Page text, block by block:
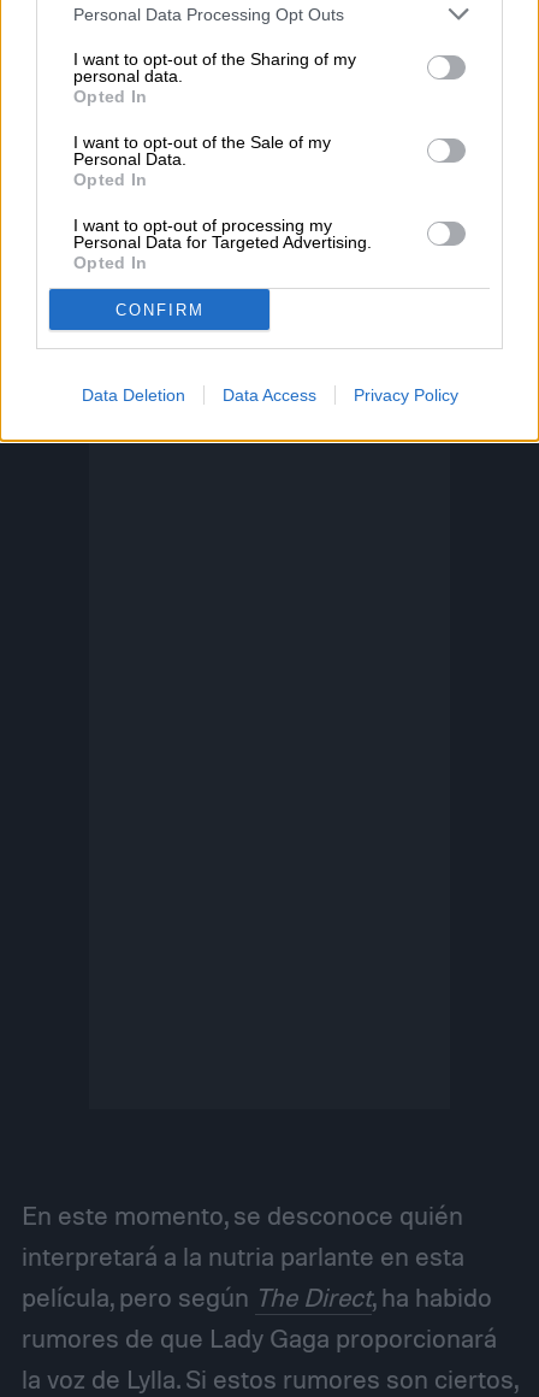
Personal Data Processing Opt Outs
I want to opt-out of the Sharing of my
personal data.
Opted In
I want to opt-out of the Sale of my
Personal Data.
Opted In
I want to opt-out of processing my
Personal Data for Targeted Advertising.
Opted In
CONFIRM
Data Deletion Data Access Privacy Policy
conocerán como el verdadero amor de
Rocket en los cómics. Se ha confirmado
que Lylla ya conoció a Rocket cuando este
último fue arrestado en su primera película,
y es probable que el Alto Evolutivo
experimentara con ella también, por lo que
esto seguramente hará una reunión
amorosa para estos espíritus afines.
En este momento, se desconoce quién
interpretará a la nutria parlante en esta
película, pero según The Direct, ha habido
rumores de que Lady Gaga proporcionará
la voz de Lylla. Si estos rumores son ciertos,